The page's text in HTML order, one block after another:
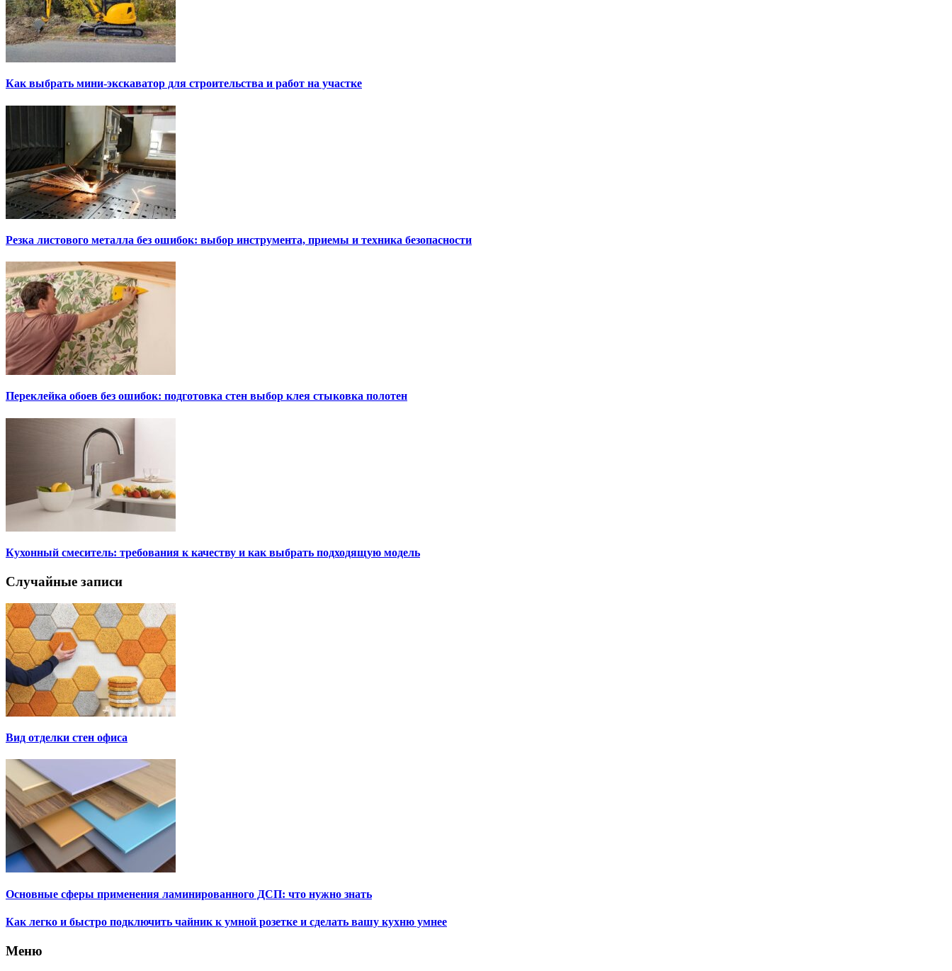
Как выбрать мини-экскаватор для строительства и работ на участке
Резка листового металла без ошибок: выбор инструмента, приемы и техника безопасности
Переклейка обоев без ошибок: подготовка стен выбор клея стыковка полотен
Кухонный смеситель: требования к качеству и как выбрать подходящую модель
Случайные записи
Вид отделки стен офиса
Основные сферы применения ламинированного ДСП: что нужно знать
Как легко и быстро подключить чайник к умной розетке и сделать вашу кухню умнее
Меню